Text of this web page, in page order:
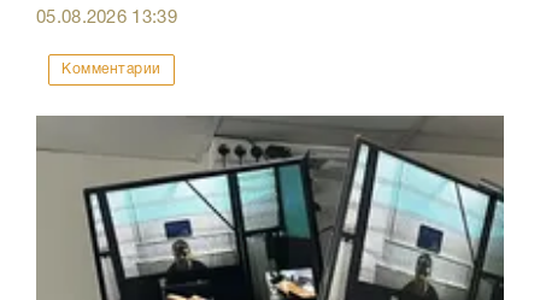
05.08.2026 13:39
Комментарии